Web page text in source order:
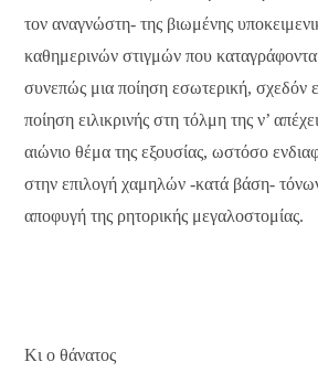
τον αναγνώστη- της βιωμένης
καθημερινών στιγμών που
συνεπώς μια ποίηση εσωτερική, σχεδόν
ποίηση ειλικρινής στη τόλμη της ν’
αιώνιο θέμα της εξουσίας, ωστόσο
στην επιλογή χαμηλών -κατά βάση-
αποφυγή της ρητορικής μεγαλοστομίας.
Κι ο θάνατος